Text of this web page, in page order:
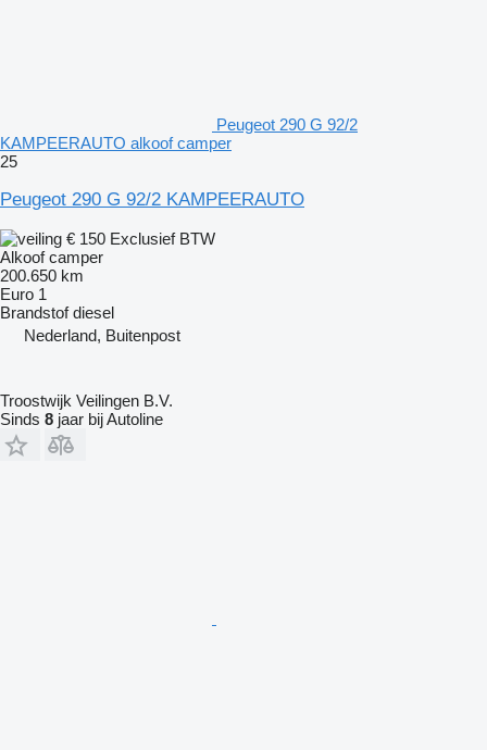
Peugeot 290 G 92/2
KAMPEERAUTO alkoof camper
25
Peugeot 290 G 92/2 KAMPEERAUTO
€ 150 Exclusief BTW
Alkoof camper
200.650 km
Euro 1
Brandstof diesel
Nederland, Buitenpost
Troostwijk Veilingen B.V.
Sinds 8 jaar bij Autoline